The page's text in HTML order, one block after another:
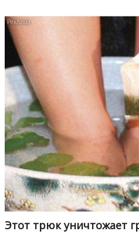
Этот трюк уничтожает